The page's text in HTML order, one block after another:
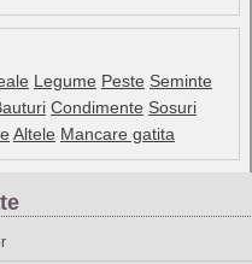
Legume Peste Seminte
Condimente Sosuri
Altele Mancare gatita